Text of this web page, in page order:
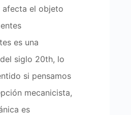
afecta el objeto
es una
siglo 20th, lo
si pensamos
mecanicista,
es